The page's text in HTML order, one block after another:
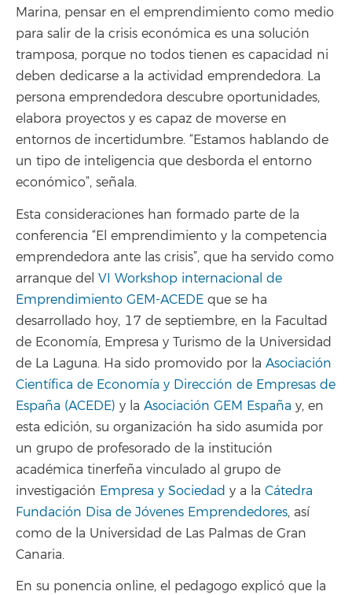
Marina, pensar en el emprendimiento como medio
para salir de la crisis económica es una solución
tramposa, porque no todos tienen es capacidad ni
deben dedicarse a la actividad emprendedora. La
persona emprendedora descubre oportunidades,
elabora proyectos y es capaz de moverse en
entornos de incertidumbre. “Estamos hablando de
un tipo de inteligencia que desborda el entorno
económico”, señala.
Esta consideraciones han formado parte de la
conferencia “El emprendimiento y la competencia
emprendedora ante las crisis”, que ha servido como
arranque del VI Workshop internacional de
Emprendimiento GEM-ACEDE que se ha
desarrollado hoy, 17 de septiembre, en la Facultad
de Economía, Empresa y Turismo de la Universidad
de La Laguna. Ha sido promovido por la Asociación
Científica de Economía y Dirección de Empresas de
España (ACEDE) y la Asociación GEM España y, en
esta edición, su organización ha sido asumida por
un grupo de profesorado de la institución
académica tinerfeña vinculado al grupo de
investigación Empresa y Sociedad y a la Cátedra
Fundación Disa de Jóvenes Emprendedores, así
como de la Universidad de Las Palmas de Gran
Canaria.
En su ponencia online, el pedagogo explicó que la